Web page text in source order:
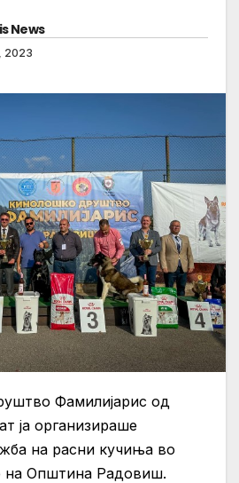
News
2023
Фамилијарис од
ја организираше
на расни кучиња во
на Општина Радовиш.